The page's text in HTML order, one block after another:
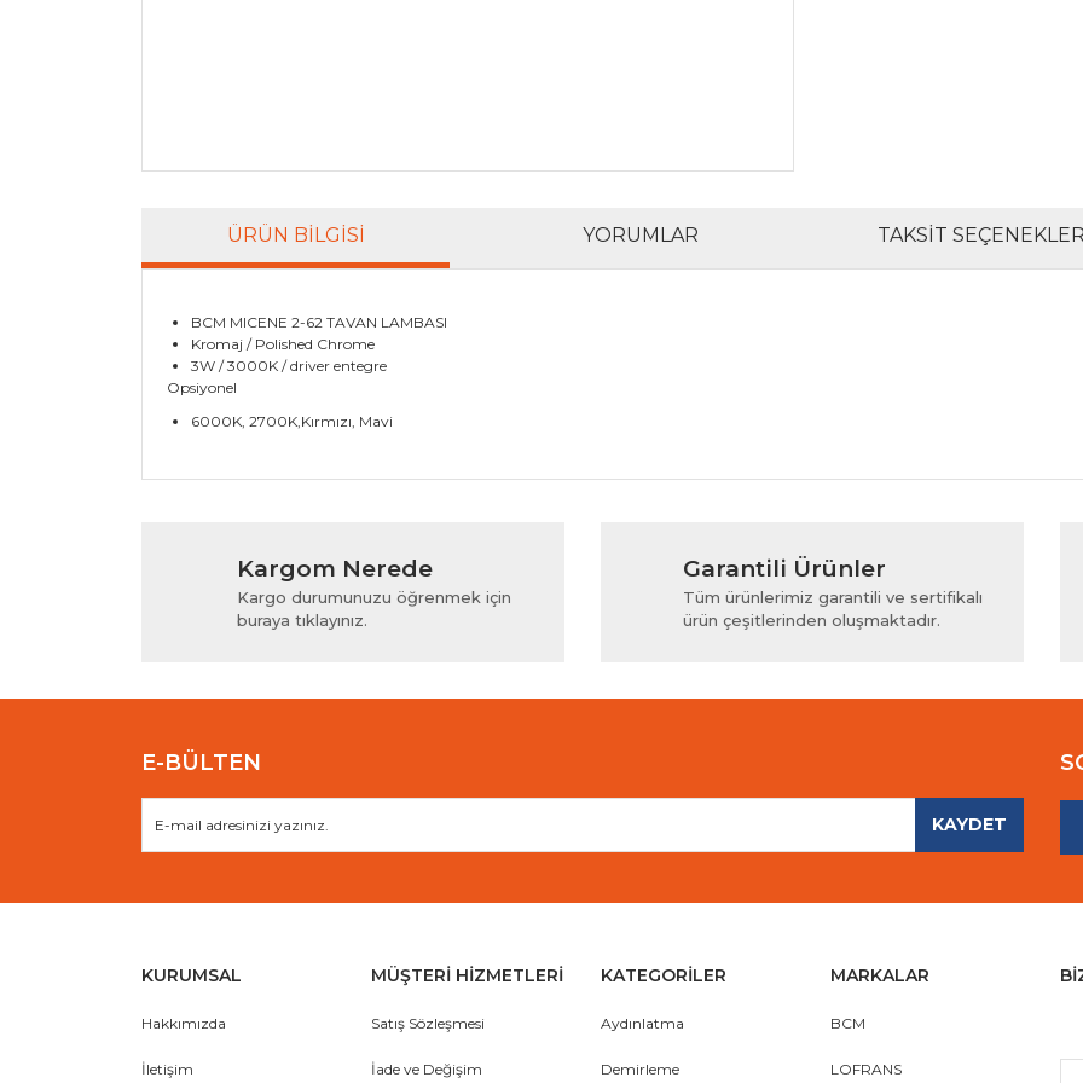
ÜRÜN BILGISI YORUMLAR TAKSIT
BCM MICENE 2-62 TAVAN LAMBASI
Kromaj / Polished Chrome
3W / 3000K / driver entegre
Opsiyonel
6000K, 2700K,Kırmızı, Mavi
Yorum Yaz
Bu ürünün fiyat bilgisi, resim, ürün açıklamalarında ve diğer konularda yetersiz gördüğünüz noktaları öneri formunu
Ürün resmi kalitesiz, bozuk veya görüntülenemiyor.
Ürün açıklamasında eksik bilgiler bulunuyor.
Ürün bilgilerinde hatalar bulunuyor.
Bu ürüne benzer farklı alternatifler olmalı.
Kargom Nerede
Kargo durumunuzu öğrenmek için
buraya tıklayınız.
Garantili Ürünler
Tüm ürünlerimiz garantili ve sertifikalı
ürün çeşitlerinden oluşmaktadır.
E-BÜLTEN
KAYDET
KURUMSAL
Hakkımızda
İletişim
MÜŞTERİ HİZMETLERİ
Satış Sözleşmesi
İade ve Değişim
KATEGORİLER
Aydınlatma
Demirleme
MARKALAR
BCM
LOFRANS